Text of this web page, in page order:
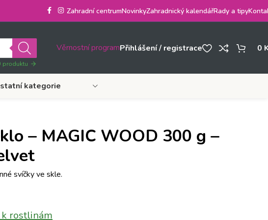
Zahradní centrumNovinkyZahradnický kalendářRady a tipy
produktu
Věrnostní programPřihlášení / registrace 0
kategorie
– MAGIC WOOD 300 g –
svíčky ve skle.
rostlinám